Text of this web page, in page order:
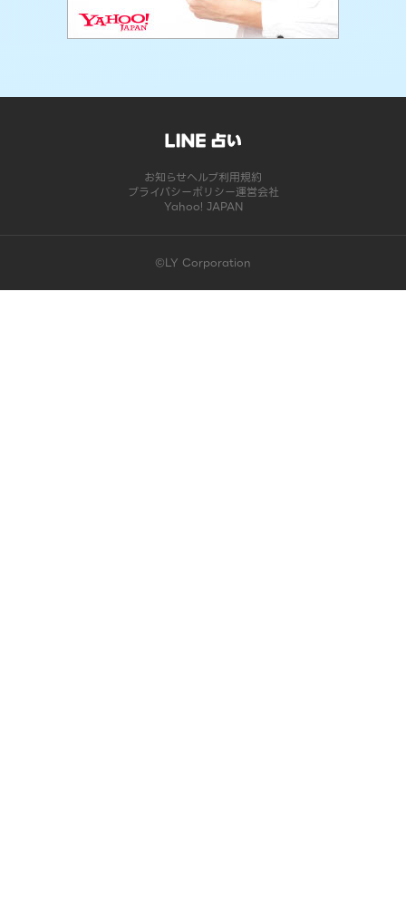
お知らせヘルプ利用規約
プライバシーポリシー運営会社
Yahoo! JAPAN
©LY Corporation
このコンテンツは掲載が終了しました | LINE占い